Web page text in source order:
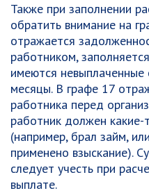
Также при заполнении
обратить внимание на
отражается
работником,
имеются
месяцы. В графе 17
работника перед
работник должен какие-
(например, брал займ,
применено взыскание).
следует учесть при
выплате.